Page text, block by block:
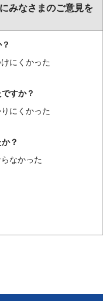
みなさまのご意見を
にくかった
すか？
にくかった
？
なかった